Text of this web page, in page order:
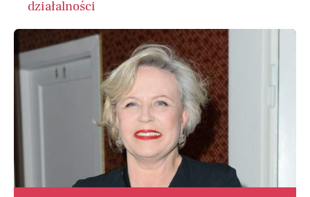
działalności